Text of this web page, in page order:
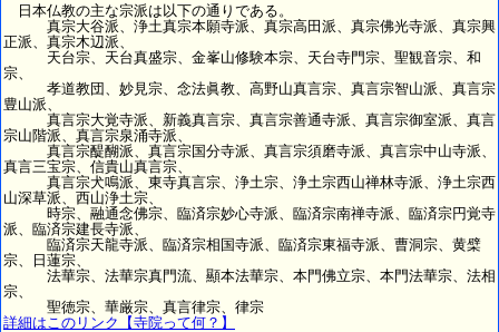
日本仏教の主な宗派は以下の通りである。
真宗大谷派、浄土真宗本願寺派、真宗高田派、真宗佛光寺派、真宗興
正派、真宗木辺派、
天台宗、天台真盛宗、金峯山修験本宗、天台寺門宗、聖観音宗、和
宗、
孝道教団、妙見宗、念法眞教、高野山真言宗、真言宗智山派、真言宗
豊山派、
真言宗大覚寺派、新義真言宗、真言宗善通寺派、真言宗御室派、真言
宗山階派、真言宗泉涌寺派、
真言宗醍醐派、真言宗国分寺派、真言宗須磨寺派、真言宗中山寺派、
真言三宝宗、信貴山真言宗、
真言宗犬鳴派、東寺真言宗、浄土宗、浄土宗西山禅林寺派、浄土宗西
山深草派、西山浄土宗、
時宗、融通念佛宗、臨済宗妙心寺派、臨済宗南禅寺派、臨済宗円覚寺
派、臨済宗建長寺派、
臨済宗天龍寺派、臨済宗相国寺派、臨済宗東福寺派、曹洞宗、黄檗
宗、日蓮宗、
法華宗、法華宗真門流、顯本法華宗、本門佛立宗、本門法華宗、法相
宗、
聖徳宗、華厳宗、真言律宗、律宗
詳細はこのリンク【寺院って何？】